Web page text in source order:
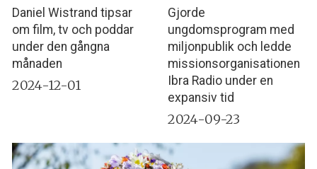
Daniel Wistrand tipsar
om film, tv och poddar
under den gångna
månaden
2024-12-01
Gjorde
ungdomsprogram med
miljonpublik och ledde
missionsorganisationen
Ibra Radio under en
expansiv tid
2024-09-23